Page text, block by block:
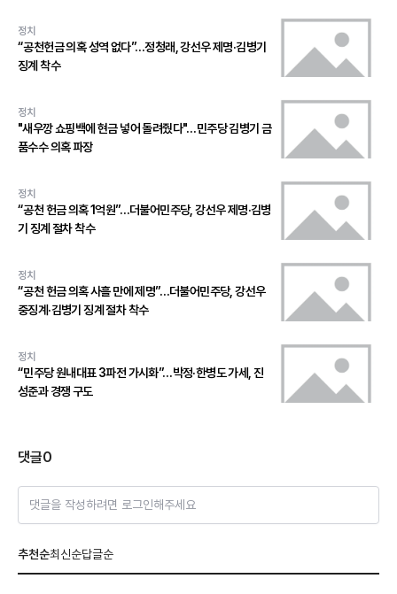
정치
“공천헌금 의혹 성역 없다”…정청래, 강선우 제명·김병기
징계 착수
정치
"새우깡 쇼핑백에 현금 넣어 돌려줬다"…민주당 김병기 금
품수수 의혹 파장
정치
“공천 헌금 의혹 1억원”…더불어민주당, 강선우 제명·김병
기 징계 절차 착수
정치
“공천 헌금 의혹 사흘 만에 제명”…더불어민주당, 강선우
중징계·김병기 징계 절차 착수
정치
“민주당 원내대표 3파전 가시화”…박정·한병도 가세, 진
성준과 경쟁 구도
댓글0
댓글을 작성하려면 로그인해주세요
추천순최신순답글순